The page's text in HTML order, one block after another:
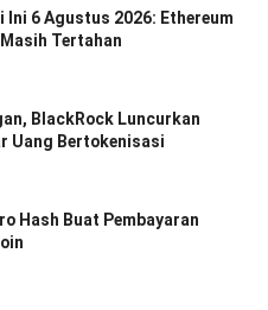
Ini 6 Agustus 2026: Ethereum
Tertahan
BlackRock Luncurkan
Uang Bertokenisasi
Hash Buat Pembayaran